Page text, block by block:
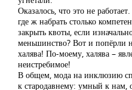
Оказалось, что это не
где ж набрать столько
закрыть квоты, если
меньшинство? Вот и попёрли
халява! По-моему, халява –
неистребимое!
В общем, мода на инклюзию
к стародавнему: умный к нам,